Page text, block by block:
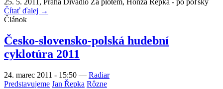
25. 5. 2011, Praha Divadlo Za plotem, Honza Řepka - po poľsky
Čítať ďalej →
Článok
Česko-slovensko-polská hudební
cyklotúra 2011
24. marec 2011 - 15:50 — Radiar
Predstavujeme Jan Řepka Rôzne